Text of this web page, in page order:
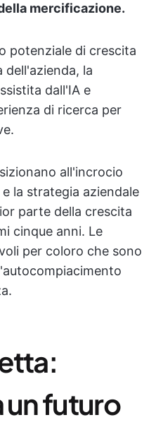
mercificazione.
potenziale di crescita
dell'azienda, la
dall'IA e
di ricerca per
all'incrocio
la strategia aziendale
parte della crescita
cinque anni. Le
per coloro che sono
un futuro